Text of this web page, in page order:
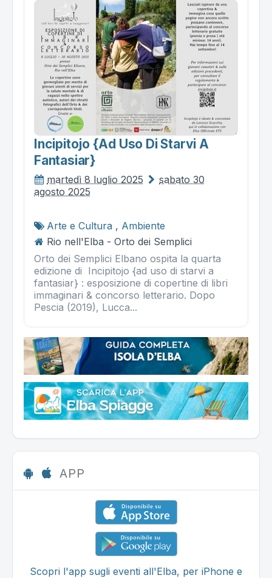
Incipitojo {ad Uso Di Starvi A
Fantasiar}
martedì 8 luglio 2025
sabato 30
agosto 2025
Arte e Cultura , Ambiente
Rio nell'Elba - Orto dei Semplici
Orto dei Semplici Elbano ospita la quarta
edizione di Incipitojo {ad uso di starvi a
fantasiar} : esposizione di copertine di libri
immaginari & concorso letterario. Dopo
Pescia (2019), Lucca...
APP
Scopri l'app sugli eventi all'Elba, per iPhone e